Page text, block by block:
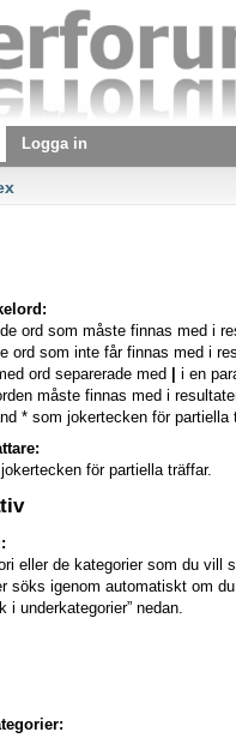
Logga in
ord som måste finnas med i
ord som inte får finnas med i
ord separerade med
i en
måste finnas med i
* som jokertecken för partiella
för partiella träffar.
eller de kategorier som du vill
söks igenom automatiskt om
i underkategorier” nedan.